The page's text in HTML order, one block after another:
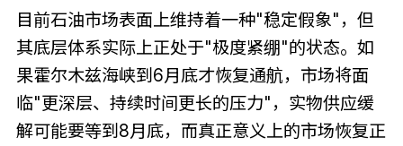
目前石油市场表面上维持着一种"稳定假象"，但
其底层体系实际上正处于"极度紧绷"的状态。如
果霍尔木兹海峡到6月底才恢复通航，市场将面
临"更深层、持续时间更长的压力"，实物供应缓
解可能要等到8月底，而真正意义上的市场恢复正